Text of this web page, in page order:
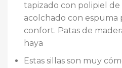
tapizado con polipiel de
acolchado con espuma
confort. Patas de
haya
Estas sillas son muy